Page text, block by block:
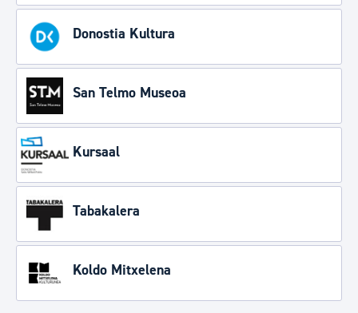
Donostia Kultura
San Telmo Museoa
Kursaal
Tabakalera
Koldo Mitxelena